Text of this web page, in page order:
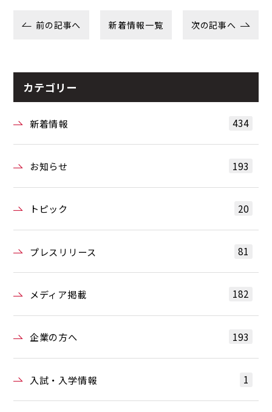
前の記事へ 新着情報一覧 次の記事へ
カテゴリー
新着情報 434
お知らせ 193
トピック 20
プレスリリース 81
メディア掲載 182
企業の方へ 193
入試・入学情報 1